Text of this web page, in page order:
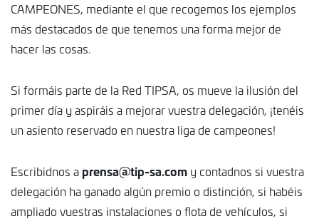
CAMPEONES, mediante el que recogemos los ejemplos
más destacados de que tenemos una forma mejor de
hacer las cosas.
Si formáis parte de la Red TIPSA, os mueve la ilusión del
primer día y aspiráis a mejorar vuestra delegación, ¡tenéis
un asiento reservado en nuestra liga de campeones!
Escribidnos a prensa@tip-sa.com y contadnos si vuestra
delegación ha ganado algún premio o distinción, si habéis
ampliado vuestras instalaciones o flota de vehículos, si